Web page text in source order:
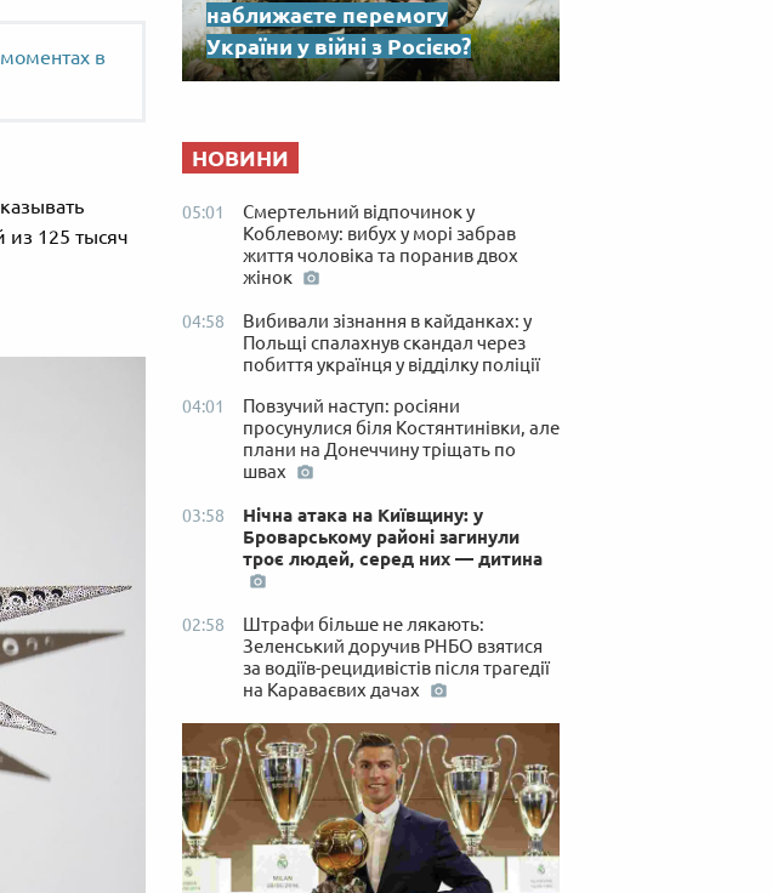
в
из 125 тысяч
наближаєте перемогу
України у війні з Росією?
НОВИНИ
05:01
Смертельний відпочинок у
Коблевому: вибух у морі забрав
життя чоловіка та поранив двох
жінок
04:58
Вибивали зізнання в кайданках: у
Польщі спалахнув скандал через
побиття українця у відділку поліції
04:01
Повзучий наступ: росіяни
просунулися біля Костянтинівки, але
плани на Донеччину тріщать по
швах
03:58
Нічна атака на Київщину: у
Броварському районі загинули
троє людей, серед них — дитина
02:58
Штрафи більше не лякають:
Зеленський доручив РНБО взятися
за водіїв-рецидивістів після трагедії
на Караваєвих дачах